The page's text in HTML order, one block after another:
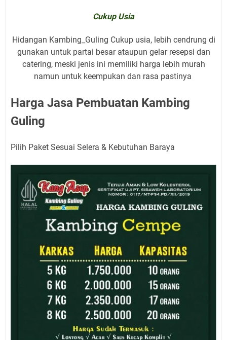
Cukup Usia
Hidangan Kambing_Guling Cukup usia, lebih cendrung di
gunakan untuk partai besar ataupun gelar resepsi dan
catering, meski jenis ini memiliki harga lebih murah
namun untuk keempukan dan rasa pastinya
Harga Jasa Pembuatan Kambing
Guling
Pilih Paket Sesuai Selera & Kebutuhan Baraya